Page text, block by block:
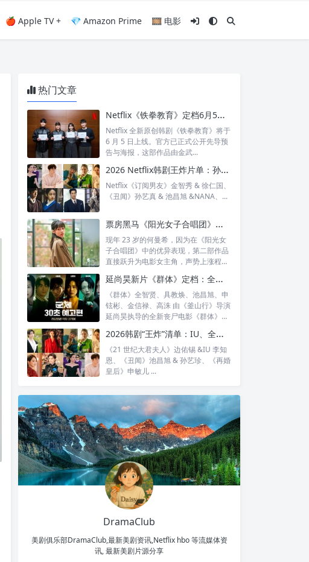
🍎 Apple TV + 💎 Amazon Prime 🎞️ 电影
热门文章
Netflix《铁拳教育》定档6月5日：金武烈、李星民集结出击，这次要用铁腕重整失控校园
Netflix 全新原创韩剧《铁拳教育》将于
6 月 5 日上线。官方已正式公开先导预
告与海报，这部作品由金武...
2026 Netflix韩剧王炸片单：孙艺真、池昌旭《丑闻》破格回归，孔刘、宋慧乔顶级神仙CP集结！
Netflix《订阅男友》金智秀 & 徐仁国、
《丑闻》孙艺真 & 池昌旭 &NANA、...
票房黑马《阳光女子合唱团》造星，23岁新人何曼希凭“宥芯”一角人气暴涨跃升大女主
现年 23 岁的何曼希，因为在《阳光女
子合唱团》中的优异表现，第二部作品
直接跃升为电影女主角，声势上涨程度
延尚昊新片《群体》定档：全智贤时隔11年回归大银幕，池昌旭、具教焕联手闯丧尸危机
《群体》全智贤、具教焕、池昌旭、申
铉彬、金信禄、高洙 由《釜山行》导演
延尚昊执导的全新丧尸电影《群体》正
2026韩剧“王炸”清单：IU、全智贤、宋慧乔领衔回归，30对神仙CP谁最让你心动？
《21 世纪大君夫人》边佑锡 &IU 李知
恩、《丑闻》池昌旭 & 孙艺珍、《再婚
皇后》申敏儿 ...
DramaClub
美剧俱乐部DramaClub,最新美剧资讯,Netflix hbo 等流媒体资
讯, 最新美剧片源分享